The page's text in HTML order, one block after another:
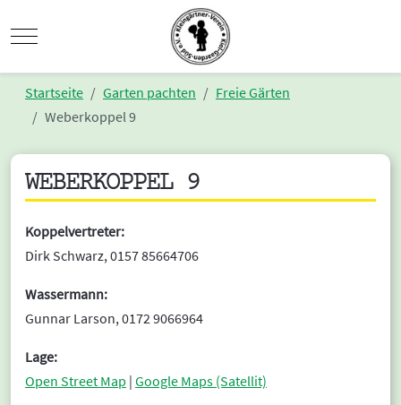
Mobile Menu Toggle
Startseite Garten pachten
Freie Gärten
Weberkoppel 9
WEBERKOPPEL 9
Koppelvertreter:
Dirk Schwarz, 0157 85664706
Wassermann:
Gunnar Larson, 0172 9066964
Lage:
Open Street Map | Google Maps (Satellit)